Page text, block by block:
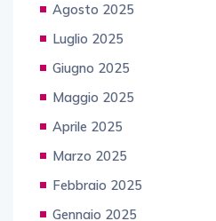
Agosto 2025
Luglio 2025
Giugno 2025
Maggio 2025
Aprile 2025
Marzo 2025
Febbraio 2025
Gennaio 2025